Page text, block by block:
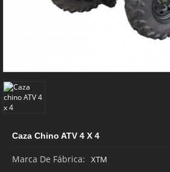
Caza Chino ATV 4 X 4
Marca De Fábrica: XTM